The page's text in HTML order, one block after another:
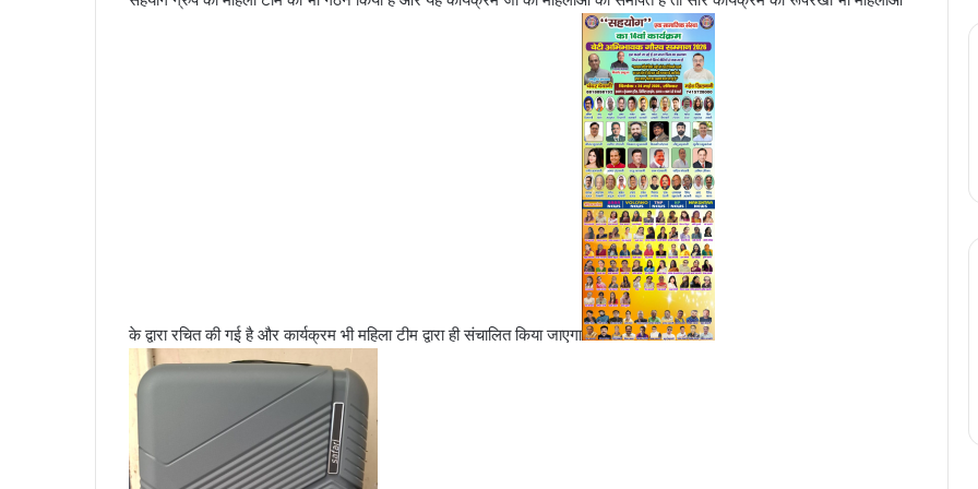
के द्वारा रचित की गई है और कार्यक्रम भी महिला टीम द्वारा ही संचालित किया जाएगा